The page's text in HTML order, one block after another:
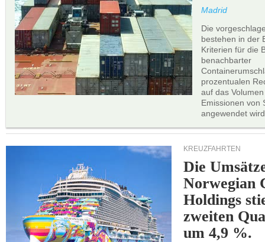
Madrid
Die
bestehen in der
Kriterien für die
benachbarter
prozentualen
auf das
Emissionen von
angewendet
KREUZFAHRTEN
Die
Norwegian
Holdings
zweiten
um 4,9 %.